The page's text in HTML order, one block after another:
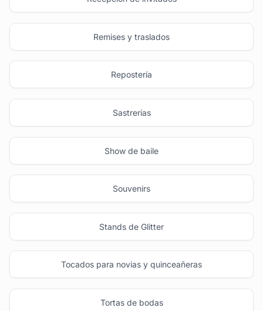
Remises y traslados
Repostería
Sastrerias
Show de baile
Souvenirs
Stands de Glitter
Tocados para novias y quinceañeras
Tortas de bodas